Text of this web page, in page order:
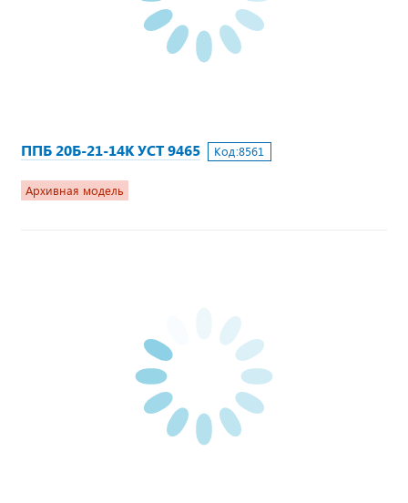
ППБ 20Б-21-14К УСТ 9465 Код:8561
Архивная модель